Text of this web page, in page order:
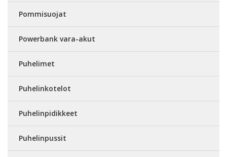
Pommisuojat
Powerbank vara-akut
Puhelimet
Puhelinkotelot
Puhelinpidikkeet
Puhelinpussit